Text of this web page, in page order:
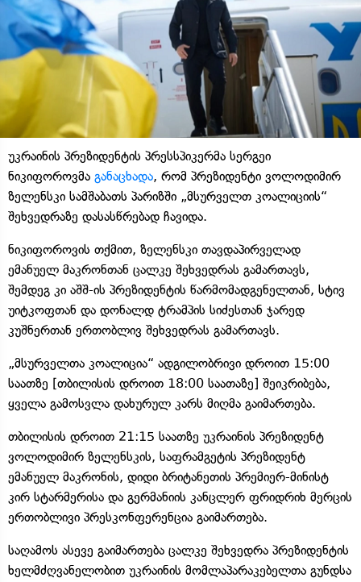
უკრაინის პრეზიდენტის პრესსპიკერმა სერგეი
ნიკიფოროვმა განაცხადა, რომ პრეზიდენტი ვოლოდიმირ
ზელენსკი სამშაბათს პარიზში „მსურველთ კოალიციის“
შეხვედრაზე დასასწრებად ჩავიდა.
ნიკიფოროვის თქმით, ზელენსკი თავდაპირველად
ემანუელ მაკრონთან ცალკე შეხვედრას გამართავს,
შემდეგ კი აშშ-ის პრეზიდენტის წარმომადგენელთან, სტივ
უიტკოფთან და დონალდ ტრამპის სიძესთან ჯარედ
კუშნერთან ერთობლივ შეხვედრას გამართავს.
„მსურველთა კოალიცია“ ადგილობრივი დროით 15:00
საათზე [თბილისის დროით 18:00 საათაზე] შეიკრიბება,
ყველა გამოსვლა დახურულ კარს მიღმა გაიმართება.
თბილისის დროით 21:15 საათზე უკრაინის პრეზიდენტ
ვოლოდიმირ ზელენსკის, საფრამგეტის პრეზიდენტ
ემანუელ მაკრონის, დიდი ბრიტანეთის პრემიერ-მინისტ
კირ სტარმერისა და გერმანიის კანცლერ ფრიდრიხ მერცის
ერთობლივი პრესკონფერენცია გაიმართება.
საღამოს ასევე გაიმართება ცალკე შეხვედრა პრეზიდენტის
ხელმძღვანელობით უკრაინის მომლაპარაკებელთა გუნდსა